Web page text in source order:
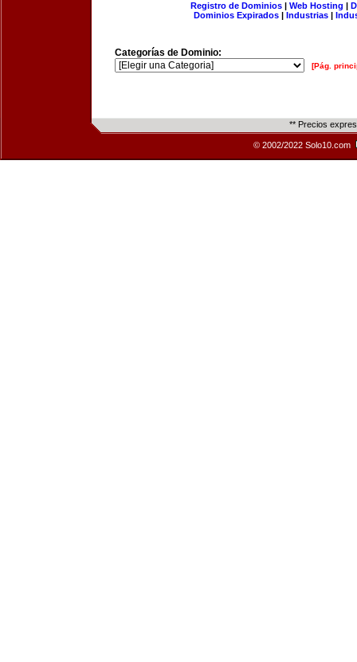
Registro de Dominios| Web Hosting |
Dominios Expirados | Industrias |
Categorías de Dominio:
[Pág.
** Precios
© 2002/2022 Solo10.com